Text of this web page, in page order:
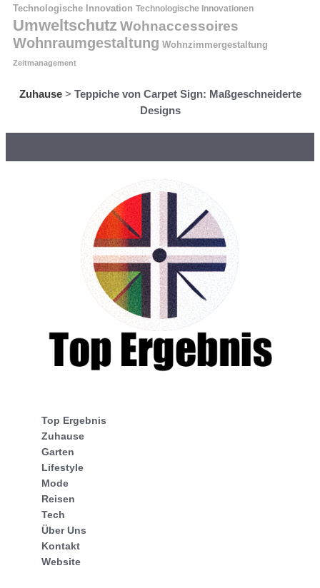
Technologische Innovation Technologische Innovationen
Umweltschutz Wohnaccessoires
Wohnraumgestaltung Wohnzimmergestaltung
Zeitmanagement
Zuhause> Teppiche von Carpet Sign: Maßgeschneiderte
Designs
Top Ergebnis
Zuhause
Garten
Lifestyle
Mode
Reisen
Tech
Über Uns
Kontakt
Website